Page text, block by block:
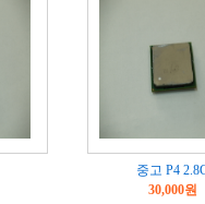
중고 P4
30,000원